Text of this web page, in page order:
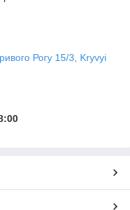
Рогу 15/3, Kryvyi